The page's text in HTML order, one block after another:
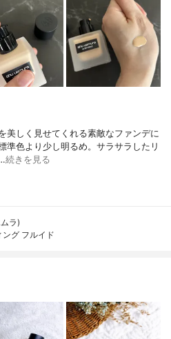
美しく見せてくれる素敵なファンデに
準色より少し明るめ。サラサラしたリ
続きを見る
ラ)
グ フルイド